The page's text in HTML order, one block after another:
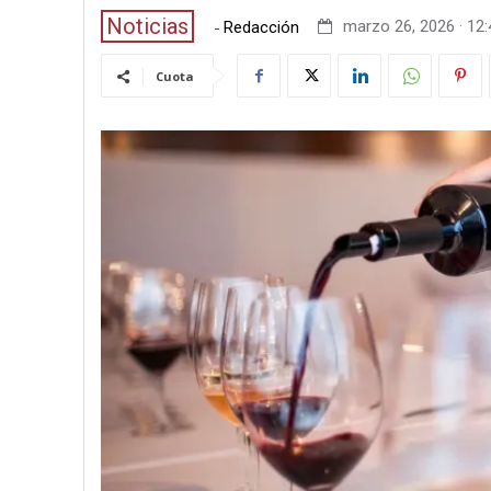
Noticias - Redacción marzo 26, 2026 ·
Cuota